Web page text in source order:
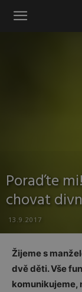
Instinkt
Poraďte
chovat
13.9.2017
Žijeme s
dvě děti. Vše
komunikujeme,